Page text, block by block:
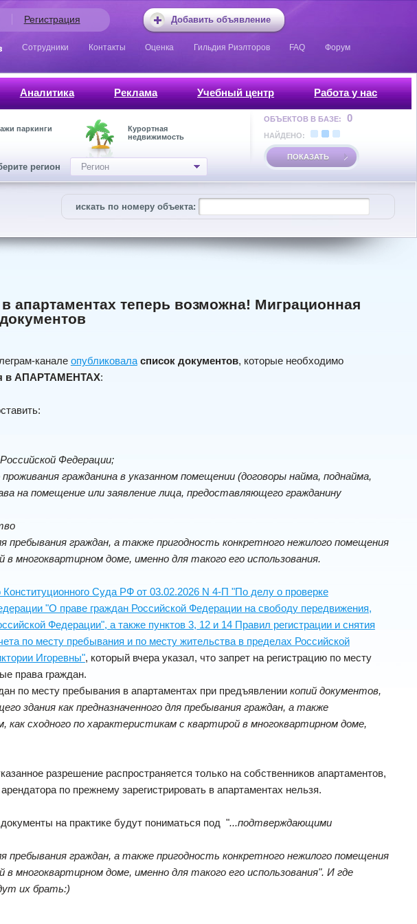
Добавить объявление
Регистрация
Сотрудники Контакты Оценка Гильдия Риэлторов FAQ Форум
Аналитика Реклама Учебный центр Работа у нас
паркинги
Курортная
недвижимость
регион Регион
ОБЪЕКТОВ В БАЗЕ: 0
НАЙДЕНО:
ПОКАЗАТЬ
искать по номеру объекта:
апартаментах теперь возможна! Миграционная
канале опубликовала список документов, которые необходимо
в АПАРТАМЕНТАХ:
Федерации;
гражданина в указанном помещении (договоры найма, поднайма,
на помещение или заявление лица, предоставляющего гражданину
пребывания граждан, а также пригодность конкретного нежилого помещения
многоквартирном доме, именно для такого его использования.
Суда РФ от 03.02.2026 N 4-П "По делу о проверке
"О праве граждан Российской Федерации на свободу передвижения,
Федерации", а также пунктов 3, 12 и 14 Правил регистрации и снятия
по месту пребывания и по месту жительства в пределах Российской
Игоревны", который вчера указал, что запрет на регистрацию по месту
права граждан.
по месту пребывания в апартаментах при предъявлении копий документов,
как предназначенного для пребывания граждан, а также
как сходного по характеристикам с квартирой в многоквартирном доме,
разрешение распространяется только на собственников апартаментов,
по прежнему зарегистрировать в апартаментах нельзя.
на практике будут пониматься под "...подтверждающими
пребывания граждан, а также пригодность конкретного нежилого помещения
многоквартирном доме, именно для такого его использования". И где
их брать:)